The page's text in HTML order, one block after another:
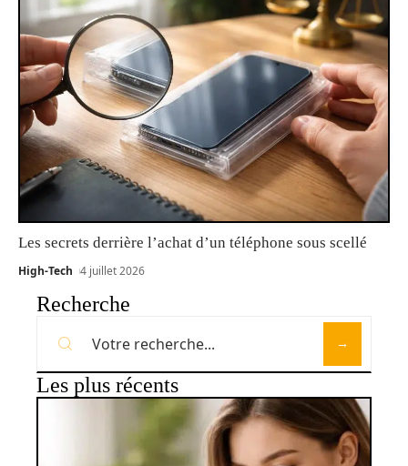
Les secrets derrière l’achat d’un téléphone sous scellé
High-Tech 4 juillet 2026
Recherche
Les plus récents